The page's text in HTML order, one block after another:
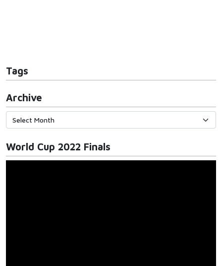
Tags
Archive
World Cup 2022 Finals